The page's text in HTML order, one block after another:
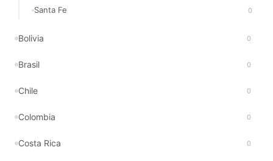
Santa Fe 0
Bolivia 0
Brasil 0
Chile 0
Colombia 0
Costa Rica 0